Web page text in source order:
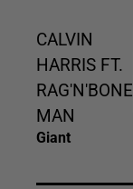
CALVIN
HARRIS FT.
RAG'N'BONE
MAN
Giant